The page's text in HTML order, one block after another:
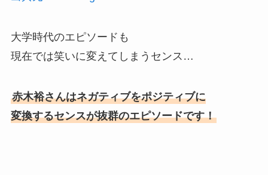
大学時代のエピソードも
現在では笑いに変えてしまうセンス…
赤木裕さんはネガティブをポジティブに
変換するセンスが抜群のエピソードです！